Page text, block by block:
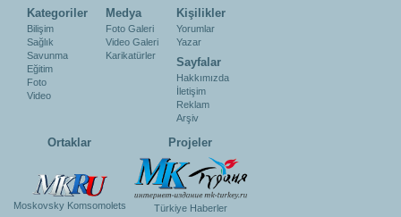
Kategoriler
Bilişim
Sağlık
Savunma
Eğitim
Foto
Video
Medya
Foto Galeri
Video Galeri
Karikatürler
Kişilikler
Yorumlar
Yazar
Sayfalar
Hakkımızda
İletişim
Reklam
Arşiv
Ortaklar
Moskovsky Komsomolets
Projeler
Türkiye Haberler